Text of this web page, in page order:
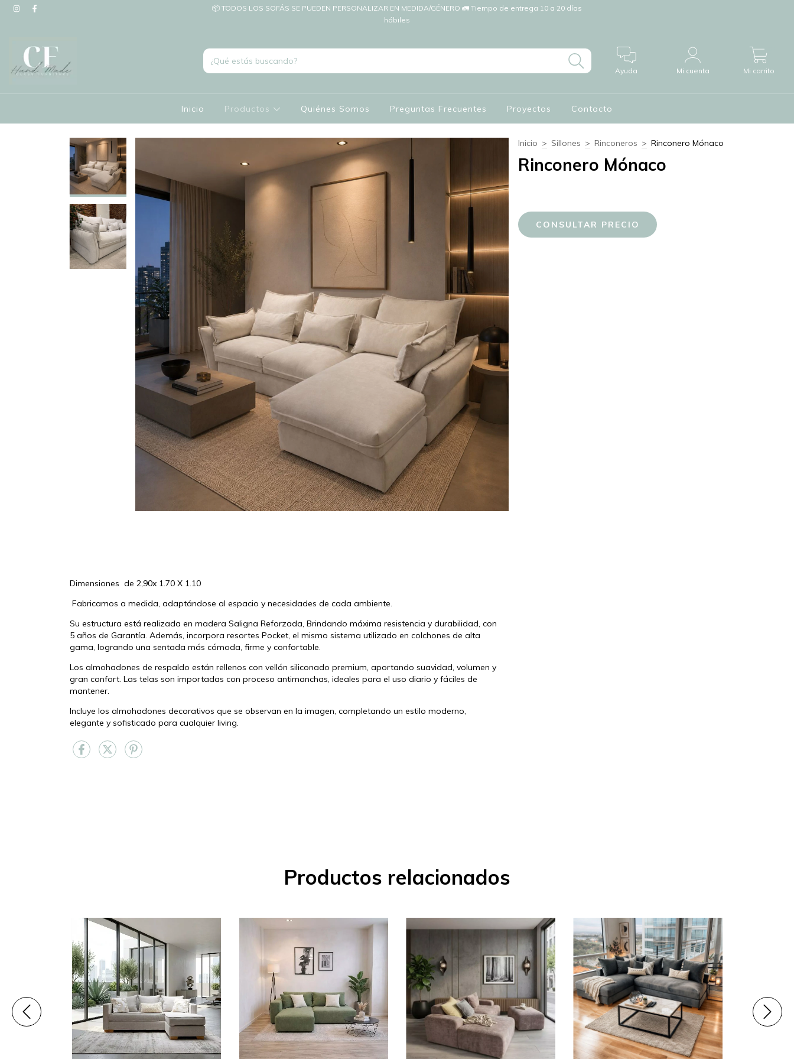
📦 TODOS LOS SOFÁS SE PUEDEN PERSONALIZAR EN MEDIDA/GÉNERO 🚛 Tiempo de entrega 10 a 20 días
hábiles
Ayuda Mi cuenta Mi carrito
Inicio Productos Quiénes Somos Preguntas Frecuentes Proyectos Contacto
Dimensiones de 2,90x 1.70 X 1.10
Fabricamos a medida, adaptándose al espacio y necesidades de cada ambiente.
Su estructura está realizada en madera Saligna Reforzada, Brindando máxima resistencia y durabilidad, con
5 años de Garantía. Además, incorpora resortes Pocket, el mismo sistema utilizado en colchones de alta
gama, logrando una sentada más cómoda, firme y confortable.
Los almohadones de respaldo están rellenos con vellón siliconado premium, aportando suavidad, volumen y
gran confort. Las telas son importadas con proceso antimanchas, ideales para el uso diario y fáciles de
mantener.
Incluye los almohadones decorativos que se observan en la imagen, completando un estilo moderno,
elegante y sofisticado para cualquier living.
Inicio > Sillones > Rinconeros > Rinconero Mónaco
Rinconero Mónaco
Productos relacionados